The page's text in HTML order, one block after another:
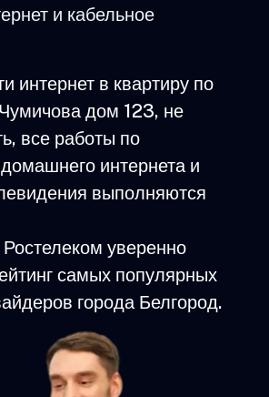
и кабельное
интернет в квартиру по
дом 123, не
все работы по
интернета и
выполняются
уверенно
самых популярных
города Белгород.